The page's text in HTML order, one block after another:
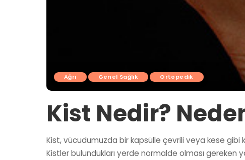
Ağrı Genel Sağlık Ortopedik
Kist Nedir?
Kist, vücudumuzda bir kapsülle çevrili veya kese gibi
Kistler bulundukları yerde normalde olması gereken